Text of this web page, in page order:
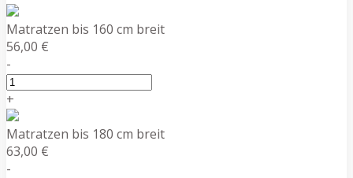
Matratzen bis 160 cm breit
56,00 €
-
+
Matratzen bis 180 cm breit
63,00 €
-